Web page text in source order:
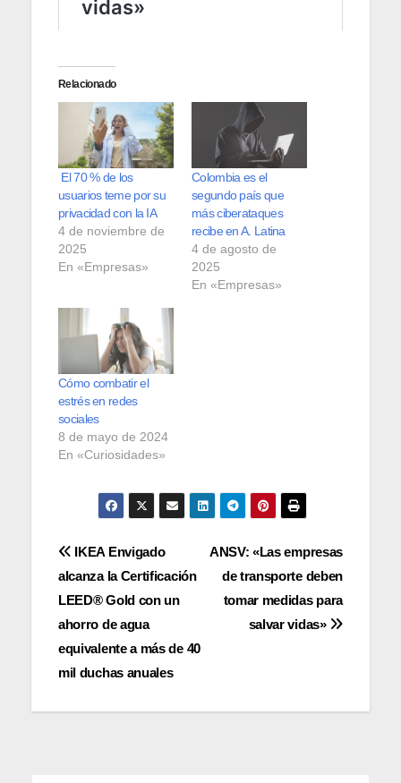
Relacionado
El 70 % de los
usuarios teme por su
privacidad con la IA
4 de noviembre de
2025
En «Empresas»
Colombia es el
segundo país que
más ciberataques
recibe en A. Latina
4 de agosto de
2025
En «Empresas»
Cómo combatir el
estrés en redes
sociales
8 de mayo de 2024
En «Curiosidades»
Navegación
de
entradas
ANSV: «Las empresas
de transporte deben
tomar medidas para
salvar vidas»
IKEA Envigado
alcanza la Certificación
LEED® Gold con un
ahorro de agua
equivalente a más de 40
mil duchas anuales